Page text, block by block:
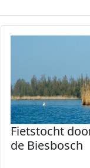
Fietstocht
de Biesbosch